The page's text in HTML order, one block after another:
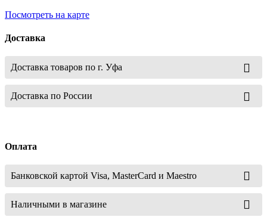
Посмотреть на карте
Доставка
Доставка товаров по г. Уфа
Доставка по России
Оплата
Банковской картой Visa, MasterCard и Maestro
Наличными в магазине